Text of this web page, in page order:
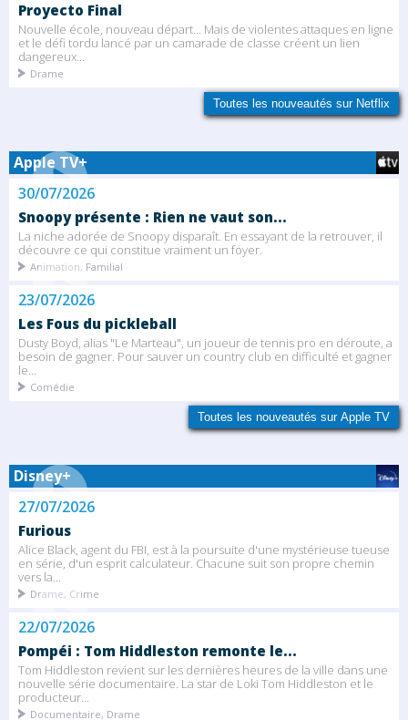
Proyecto Final
Nouvelle école, nouveau départ... Mais de violentes attaques en ligne
et le défi tordu lancé par un camarade de classe créent un lien
dangereux...
Drame
Toutes les nouveautés sur Netflix
Apple TV+
30/07/2026
Snoopy présente : Rien ne vaut son...
La niche adorée de Snoopy disparaît. En essayant de la retrouver, il
découvre ce qui constitue vraiment un foyer.
Animation, Familial
23/07/2026
Les Fous du pickleball
Dusty Boyd, alias "Le Marteau", un joueur de tennis pro en déroute, a
besoin de gagner. Pour sauver un country club en difficulté et gagner
le...
Comédie
Toutes les nouveautés sur Apple TV
Disney+
27/07/2026
Furious
Alice Black, agent du FBI, est à la poursuite d'une mystérieuse tueuse
en série, d'un esprit calculateur. Chacune suit son propre chemin
vers la...
Drame, Crime
22/07/2026
Pompéi : Tom Hiddleston remonte le...
Tom Hiddleston revient sur les dernières heures de la ville dans une
nouvelle série documentaire. La star de Loki Tom Hiddleston et le
producteur...
Documentaire, Drame